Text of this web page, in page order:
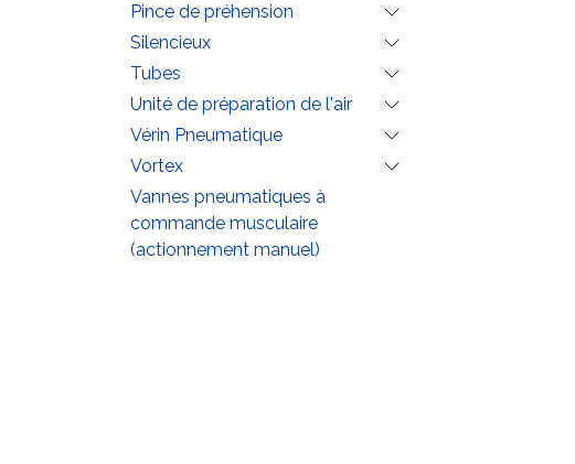
Pince de préhension
Silencieux
Tubes
Unité de préparation de l'air
Vérin Pneumatique
Vortex
Vannes pneumatiques à
commande musculaire
(actionnement manuel)